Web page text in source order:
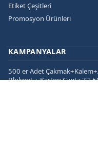
Etiket Çeşitleri
Promosyon Ürünleri
KAMPANYALAR
500 er Adet
Bloknot + Karton Çanta